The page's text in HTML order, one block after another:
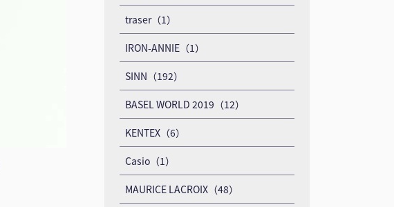
traser（1）
IRON-ANNIE（1）
SINN（192）
BASEL WORLD 2019（12）
KENTEX（6）
Casio（1）
MAURICE LACROIX（48）